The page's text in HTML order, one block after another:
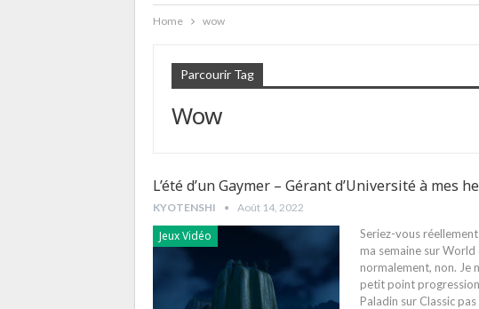
Home wow
Parcourir Tag
Wow
L’été d’un Gaymer – Gérant d’Université à mes
KYOTENSHI Août 14, 2022
Jeux Vidéo
Seriez-vous
ma semaine sur
normalement, non. Je
petit point
Paladin sur Classic